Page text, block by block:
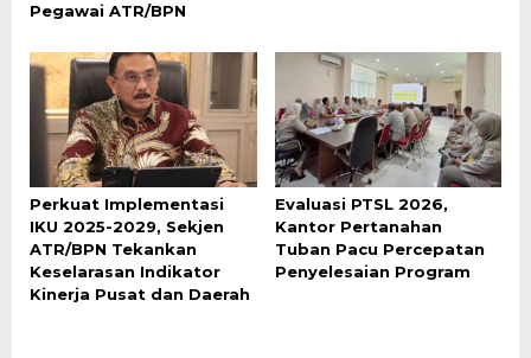
Pegawai ATR/BPN
Perkuat Implementasi
IKU 2025-2029, Sekjen
ATR/BPN Tekankan
Keselarasan Indikator
Kinerja Pusat dan Daerah
Evaluasi PTSL 2026,
Kantor Pertanahan
Tuban Pacu Percepatan
Penyelesaian Program